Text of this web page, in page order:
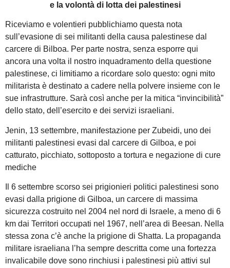
e la volontà di lotta dei palestinesi
Riceviamo e volentieri pubblichiamo questa nota
sull’evasione di sei militanti della causa palestinese dal
carcere di Bilboa. Per parte nostra, senza esporre qui
ancora una volta il nostro inquadramento della questione
palestinese, ci limitiamo a ricordare solo questo: ogni mito
militarista è destinato a cadere nella polvere insieme con le
sue infrastrutture. Sarà così anche per la mitica “invincibilità”
dello stato, dell’esercito e dei servizi israeliani.
Jenin, 13 settembre, manifestazione per Zubeidi, uno dei
militanti palestinesi evasi dal carcere di Gilboa, e poi
catturato, picchiato, sottoposto a tortura e negazione di cure
mediche
Il 6 settembre scorso sei prigionieri politici palestinesi sono
evasi dalla prigione di Gilboa, un carcere di massima
sicurezza costruito nel 2004 nel nord di Israele, a meno di 6
km dai Territori occupati nel 1967, nell’area di Beesan. Nella
stessa zona c’è anche la prigione di Shatta. La propaganda
militare israeliana l’ha sempre descritta come una fortezza
invalicabile dove sono rinchiusi i palestinesi più attivi sul